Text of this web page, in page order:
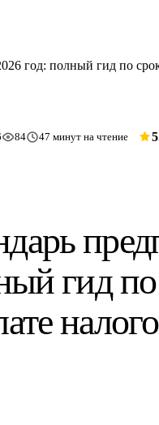
год: полный гид по
84 47 минут на чтение
гид